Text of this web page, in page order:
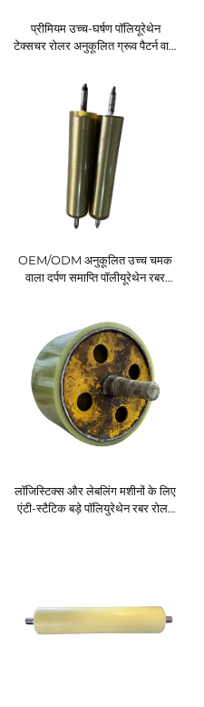
प्रीमियम उच्च-घर्षण पॉलियूरेथेन
टेक्सचर रोलर अनुकूलित ग्रूव पैटर्न वाले
OEM/ODM अनुकूलित उच्च चमक
वाला दर्पण समाप्ति पॉलीयूरेथेन रबर
लॉजिस्टिक्स और लेबलिंग मशीनों के लिए
एंटी-स्टैटिक बड़े पॉलियुरेथेन रबर रोलर